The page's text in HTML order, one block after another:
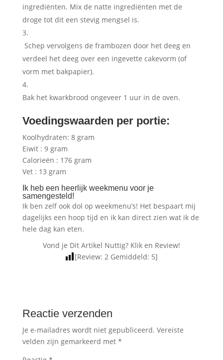
ingrediënten. Mix de natte ingrediënten met de
droge tot dit een stevig mengsel is.
Schep vervolgens de frambozen door het deeg en
verdeel het deeg over een ingevette cakevorm (of
vorm met bakpapier).
Bak het kwarkbrood ongeveer 1 uur in de oven.
Voedingswaarden per portie:
Koolhydraten: 8 gram
Eiwit : 9 gram
Calorieën : 176 gram
Vet : 13 gram
Ik heb een heerlijk weekmenu voor je
samengesteld!
Ik ben zelf ook dol op weekmenu’s! Het bespaart mij
dagelijks een hoop tijd en ik kan direct zien wat ik de
hele dag kan eten.
Vond je Dit Artikel Nuttig? Klik en Review!
[Review: 2 Gemiddeld: 5]
Reactie verzenden
Je e-mailadres wordt niet gepubliceerd. Vereiste
velden zijn gemarkeerd met *